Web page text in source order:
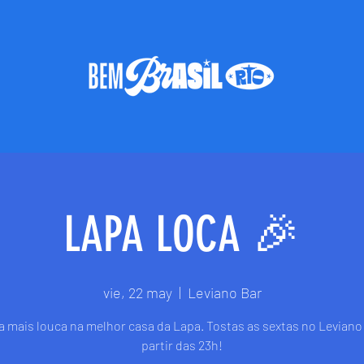
LAPA LOCA 🎉
vie, 22 may
  |
Leviano Bar
mais louca na melhor casa da Lapa. Tostas as sextas no Leviano
partir das 23h!